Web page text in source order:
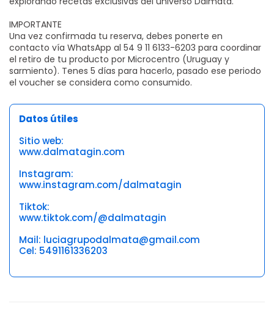
IMPORTANTE
Una vez confirmada tu reserva, debes ponerte en
contacto vía WhatsApp al 54 9 11 6133-6203 para coordinar
el retiro de tu producto por Microcentro (Uruguay y
sarmiento). Tenes 5 días para hacerlo, pasado ese periodo
el voucher se considera como consumido.
Datos útiles
Sitio web:
www.dalmatagin.com
Instagram:
www.instagram.com/dalmatagin
Tiktok:
www.tiktok.com/@dalmatagin
Mail: luciagrupodalmata@gmail.com
Cel: 5491161336203